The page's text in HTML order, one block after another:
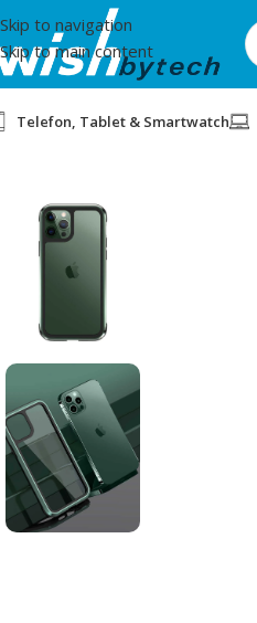
Skip to navigation
Skip to main content
Telefon, Tablet & Smartwatch